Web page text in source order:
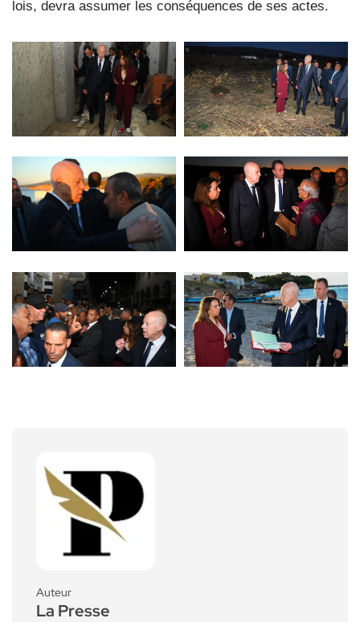
lois, devra assumer les conséquences de ses actes.
Auteur
La Presse